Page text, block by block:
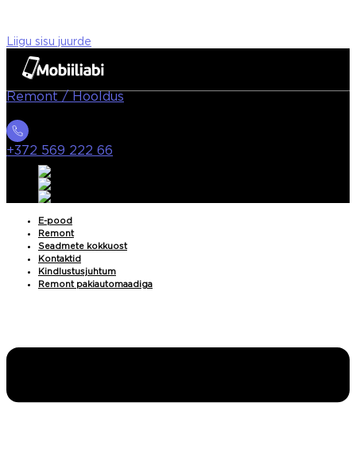
Liigu sisu juurde
Remont / Hooldus
+372 569 222 66
E-pood
Remont
Seadmete kokkuost
Kontaktid
Kindlustusjuhtum
Remont pakiautomaadiga